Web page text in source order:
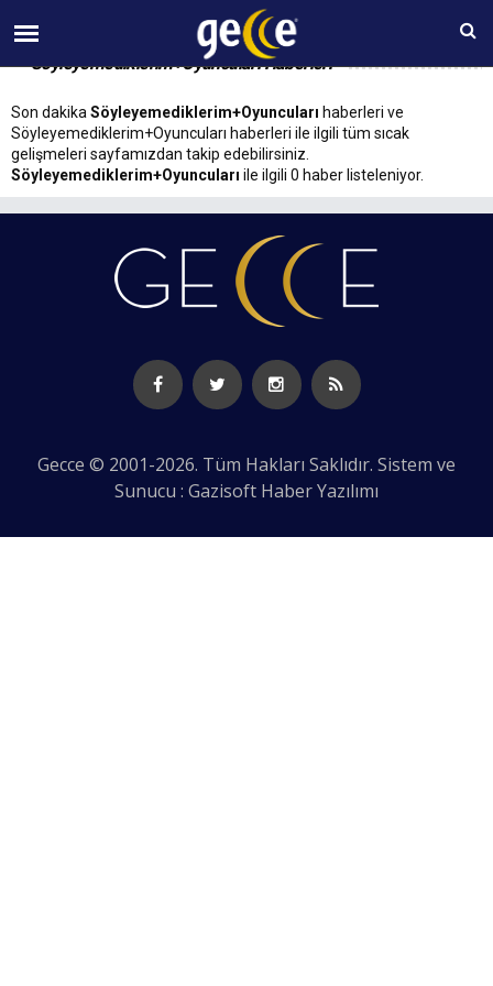
08 AĞUSTOS Cumartesi 17:07
Söyleyemediklerim+Oyuncuları Haberleri
Son dakika Söyleyemediklerim+Oyuncuları haberleri ve
Söyleyemediklerim+Oyuncuları haberleri ile ilgili tüm sıcak
gelişmeleri sayfamızdan takip edebilirsiniz.
Söyleyemediklerim+Oyuncuları ile ilgili 0 haber listeleniyor.
Gecce © 2001-2026. Tüm Hakları Saklıdır. Sistem ve
Sunucu : Gazisoft Haber Yazılımı